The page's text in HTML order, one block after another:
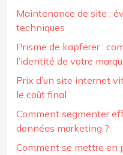
Maintenance de site :
techniques
Prisme de kapferer :
l’identité de votre
Prix d’un site internet
le coût final
Comment segmenter
données marketing ?
Comment se mettre en